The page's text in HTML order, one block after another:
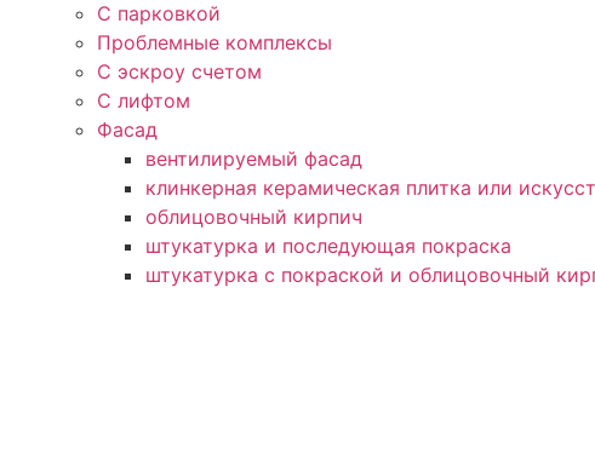
С парковкой
Проблемные комплексы
С эскроу счетом
С лифтом
Фасад
вентилируемый фасад
клинкерная керамическая плитка или
облицовочный кирпич
штукатурка и последующая покраска
штукатурка с покраской и облицовочный